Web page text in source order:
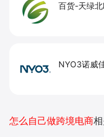
百货-天绿
NYO3诺威
怎么自己做跨境电商